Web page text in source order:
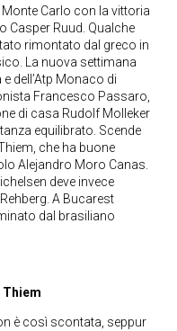
Carlo con la vittoria
Casper Ruud. Qualche
rimontato dal greco in
La nuova settimana
dell’Atp Monaco di
Francesco Passaro,
di casa Rudolf Molleker
equilibrato. Scende
che ha buone
Alejandro Moro Canas.
deve invece
A Bucarest
dal brasiliano
Thiem
è così scontata, seppur